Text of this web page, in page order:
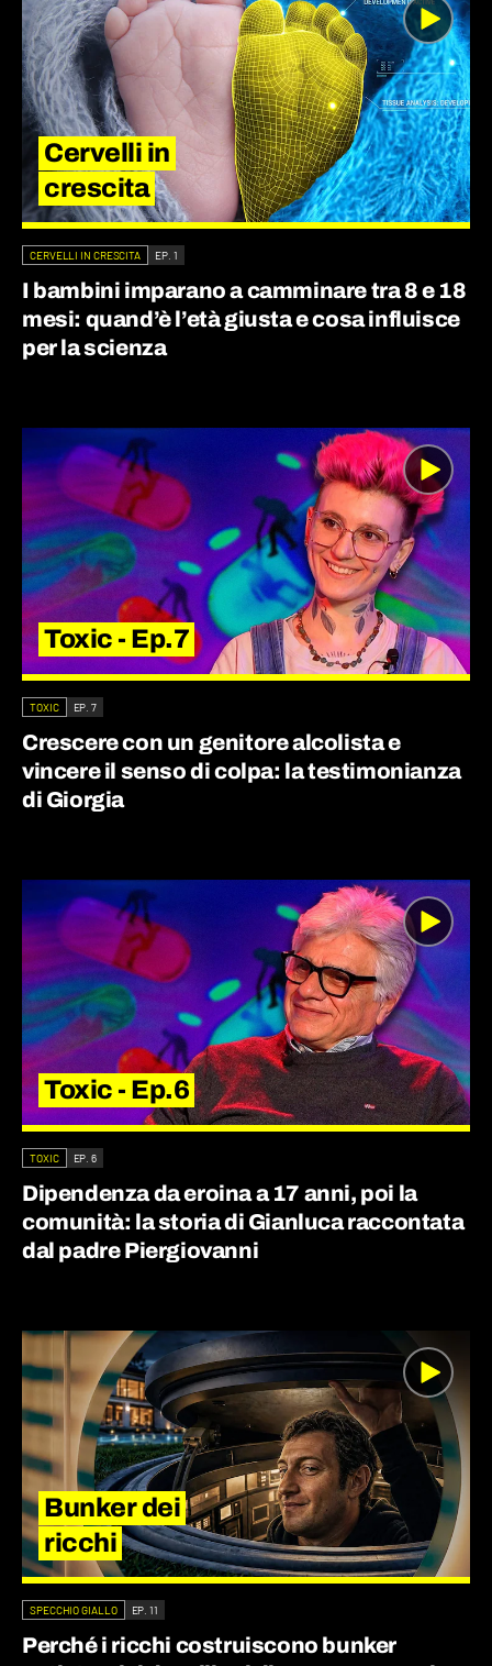
Cervelli in
crescita
CERVELLI IN CRESCITA EP. 1
I bambini imparano a camminare tra 8 e 18
mesi: quand’è l’età giusta e cosa influisce
per la scienza
Toxic - Ep.7
TOXIC EP. 7
Crescere con un genitore alcolista e
vincere il senso di colpa: la testimonianza
di Giorgia
Toxic - Ep.6
TOXIC EP. 6
Dipendenza da eroina a 17 anni, poi la
comunità: la storia di Gianluca raccontata
dal padre Piergiovanni
Bunker dei
ricchi
SPECCHIO GIALLO EP. 11
Perché i ricchi costruiscono bunker